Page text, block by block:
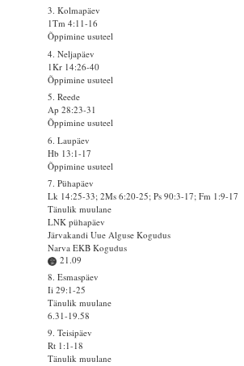
3. Kolmapäev
1Tm 4:11-16
Õppimine usuteel
4. Neljapäev
1Kr 14:26-40
Õppimine usuteel
5. Reede
Ap 28:23-31
Õppimine usuteel
6. Laupäev
Hb 13:1-17
Õppimine usuteel
7. Pühapäev
Lk 14:25-33; 2Ms 6:20-25; Ps 90:3-17; Fm 1:9-17
Tänulik muulane
LNK pühapäev
Järvakandi Uue Alguse Kogudus
Narva EKB Kogudus
21.09
8. Esmaspäev
Ii 29:1-25
Tänulik muulane
6.31-19.58
9. Teisipäev
Rt 1:1-18
Tänulik muulane